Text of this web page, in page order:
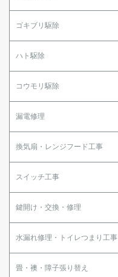
ゴキブリ駆除
ハト駆除
コウモリ駆除
漏電修理
換気扇・レンジフード工事
スイッチ工事
鍵開け・交換・修理
水漏れ修理・トイレつまり工事
畳・襖・障子張り替え